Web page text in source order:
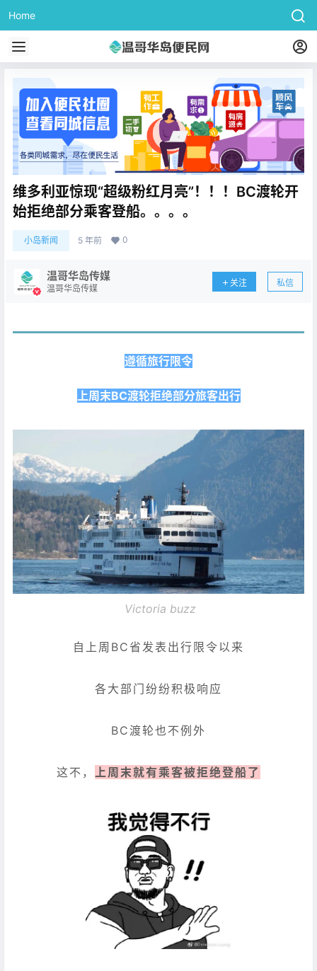
Home
维多利亚惊现“超级粉红月亮”！！！BC渡轮开
始拒绝部分乘客登船。。。。
小岛新闻 5 年前 0
温哥华岛传媒
温哥华岛传媒
关注 私信
遵循旅行限令
上周末BC渡轮拒绝部分旅客出行
Victoria buzz
自上周BC省发表出行限令以来
各大部门纷纷积极响应
BC渡轮也不例外
这不， 上周末就有乘客被拒绝登船了